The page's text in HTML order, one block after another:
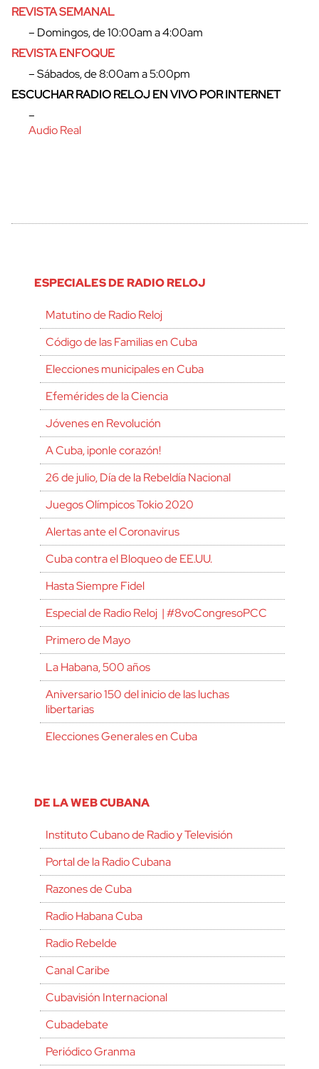
cerrar
REVISTA SEMANAL
– Domingos, de 10:00am a 4:00am
REVISTA ENFOQUE
– Sábados, de 8:00am a 5:00pm
ESCUCHAR RADIO RELOJ EN VIVO POR INTERNET
–
Audio Real
ESPECIALES DE RADIO RELOJ
Matutino de Radio Reloj
Código de las Familias en Cuba
Elecciones municipales en Cuba
Efemérides de la Ciencia
Jóvenes en Revolución
A Cuba, ¡ponle corazón!
26 de julio, Día de la Rebeldía Nacional
Juegos Olímpicos Tokio 2020
Alertas ante el Coronavirus
Cuba contra el Bloqueo de EE.UU.
Hasta Siempre Fidel
Especial de Radio Reloj | #8voCongresoPCC
Primero de Mayo
La Habana, 500 años
Aniversario 150 del inicio de las luchas
libertarias
Elecciones Generales en Cuba
DE LA WEB CUBANA
Instituto Cubano de Radio y Televisión
Portal de la Radio Cubana
Razones de Cuba
Radio Habana Cuba
Radio Rebelde
Canal Caribe
Cubavisión Internacional
Cubadebate
Periódico Granma